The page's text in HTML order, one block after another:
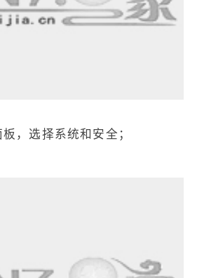
，选择系统和安全；